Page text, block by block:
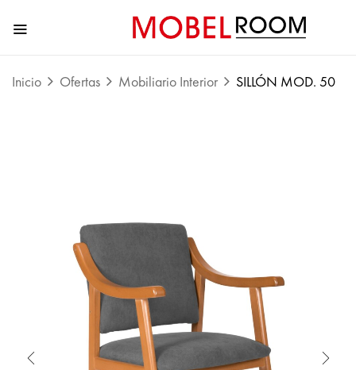
Inicio Ofertas Mobiliario Interior SILLÓN MOD. 50